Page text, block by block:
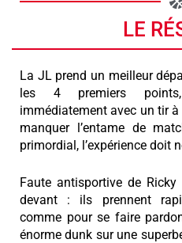
LE
La JL prend un meilleur
les 4 premiers
immédiatement avec un tir
manquer l’entame de
primordial, l’expérience doit
Faute antisportive de
devant : ils prennent
comme pour se faire
énorme dunk sur une